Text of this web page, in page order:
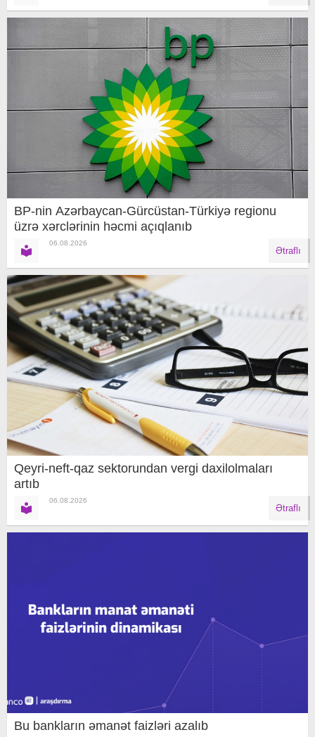
BP-nin Azərbaycan-Gürcüstan-Türkiyə regionu
üzrə xərclərinin həcmi açıqlanıb
06.08.2026
Ətraflı
Qeyri-neft-qaz sektorundan vergi daxilolmaları
artıb
06.08.2026
Ətraflı
Bu bankların əmanət faizləri azalıb